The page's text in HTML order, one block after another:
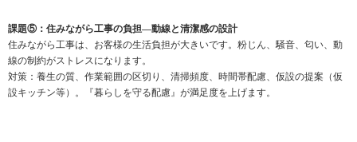
課題⑤：住みながら工事の負担—動線と清潔感の設計
住みながら工事は、お客様の生活負担が大きいです。粉じん、騒音、匂い、動
線の制約がストレスになります。
対策：養生の質、作業範囲の区切り、清掃頻度、時間帯配慮、仮設の提案（仮
設キッチン等）。『暮らしを守る配慮』が満足度を上げます。